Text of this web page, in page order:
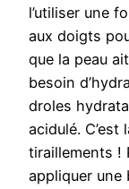
l’utiliser une
aux doigts
que la peau
besoin
droles
acidulé. C’est
tiraillements !
appliquer une